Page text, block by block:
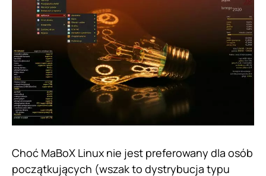
Choć MaBoX Linux nie jest preferowany dla osób
początkujących (wszak to dystrybucja typu